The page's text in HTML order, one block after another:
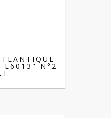
E6013" N°2 -